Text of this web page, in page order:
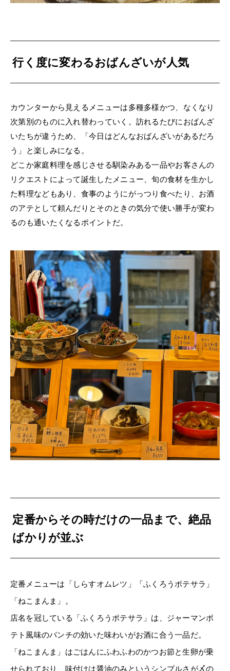
行く度に変わるおばんざいが人気
カウンターから見えるメニューは多種多様かつ、なくなり
次第別のものに入れ替わっていく。訪れるたびにおばんざ
いたちが違うため、「今日はどんなおばんざいがあるだろ
う」と楽しみになる。
どこか家庭料理を感じさせる馴染みある一品やお客さんの
リクエストによって誕生したメニュー、旬の食材を生かし
た料理などもあり、食事のようにがっつり食べたり、お酒
のアテとして頼んだりとそのときの気分で使い勝手が変わ
るのも通いたくなるポイントだ。
定番からその時だけの一品まで、絶品
ばかりが並ぶ
定番メニューは「しらすオムレツ」「ふくろうポテサラ」
「ねこまんま」。
店名を冠している「ふくろうポテサラ」は、ジャーマンポ
テト風味のパンチの効いた味わいがお酒に合う一品だ。
「ねこまんま」はごはんにふわふわのかつお節と生卵が乗
せられており、味付けは醤油のみというシンプルさが〆の